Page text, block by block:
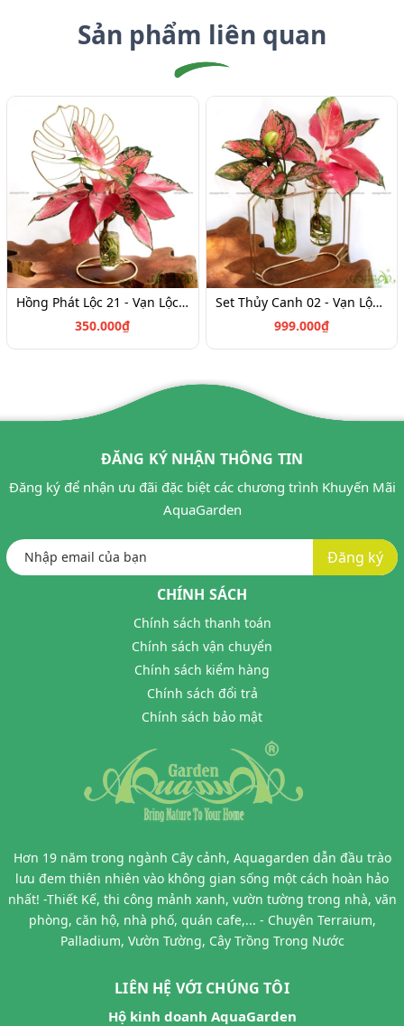
Sản phẩm liên quan
Hồng Phát Lộc 21 - Vạn Lộc Trắng 12 - Cây Thủy Canh
350.000₫
Set Thủy Canh 02 - Vạn Lộc & Hồng Phát Lộc
999.000₫
ĐĂNG KÝ NHẬN THÔNG TIN
Đăng ký để nhận ưu đãi đặc biệt các chương trình Khuyến Mãi
AquaGarden
Đăng ký
CHÍNH SÁCH
Chính sách thanh toán
Chính sách vận chuyển
Chính sách kiểm hàng
Chính sách đổi trả
Chính sách bảo mật
Hơn 19 năm trong ngành Cây cảnh, Aquagarden dẫn đầu trào
lưu đem thiên nhiên vào không gian sống một cách hoàn hảo
nhất! -Thiết Kế, thi công mảnh xanh, vườn tường trong nhà, văn
phòng, căn hộ, nhà phố, quán cafe,... - Chuyên Terraium,
Palladium, Vườn Tường, Cây Trồng Trong Nước
LIÊN HỆ VỚI CHÚNG TÔI
Hộ kinh doanh AquaGarden